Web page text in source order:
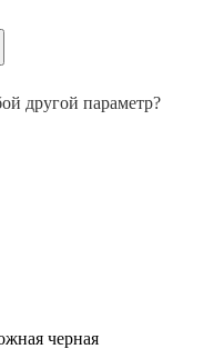
другой параметр?
черная